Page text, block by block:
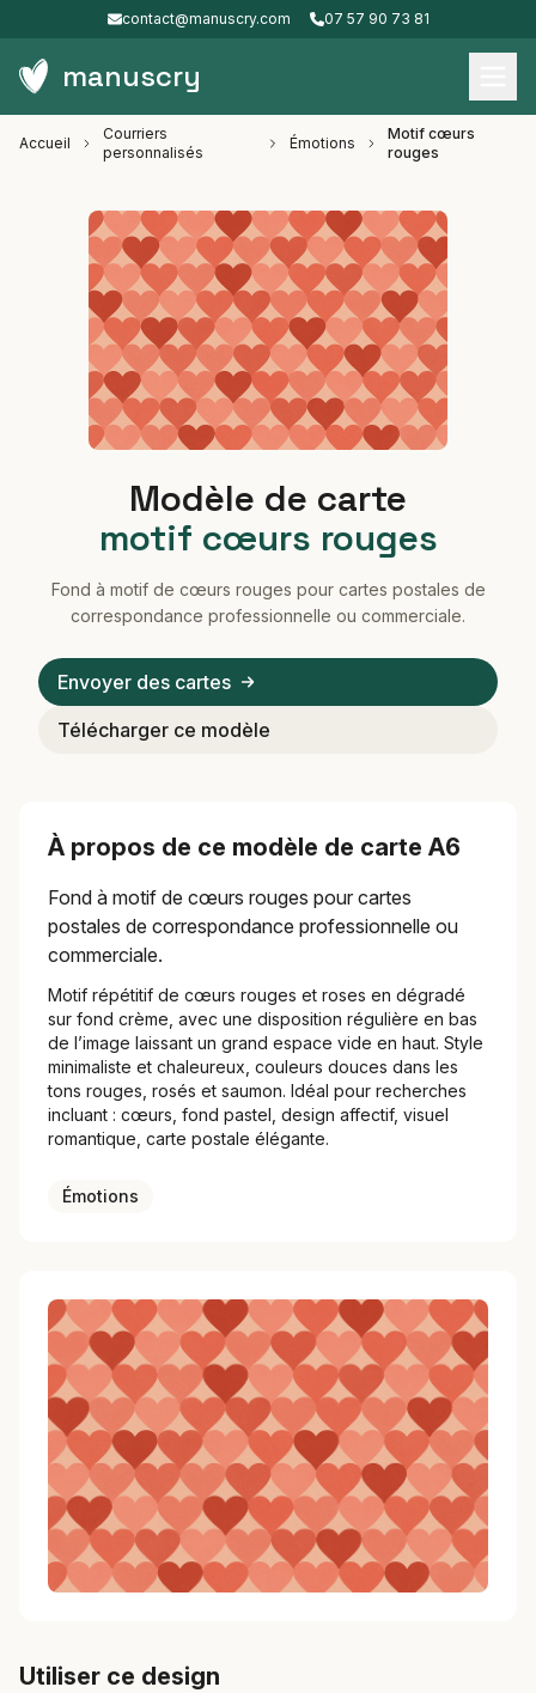
contact@manuscry.com 07 57 90 73 81
manuscry
Accueil
Courriers
personnalisés
Émotions
Motif cœurs
rouges
Modèle de carte
motif cœurs rouges
Fond à motif de cœurs rouges pour cartes postales de
correspondance professionnelle ou commerciale.
Envoyer des cartes
Télécharger ce modèle
À propos de ce modèle de carte A6
Fond à motif de cœurs rouges pour cartes
postales de correspondance professionnelle ou
commerciale.
Motif répétitif de cœurs rouges et roses en dégradé
sur fond crème, avec une disposition régulière en bas
de l’image laissant un grand espace vide en haut. Style
minimaliste et chaleureux, couleurs douces dans les
tons rouges, rosés et saumon. Idéal pour recherches
incluant : cœurs, fond pastel, design affectif, visuel
romantique, carte postale élégante.
Émotions
Utiliser ce design